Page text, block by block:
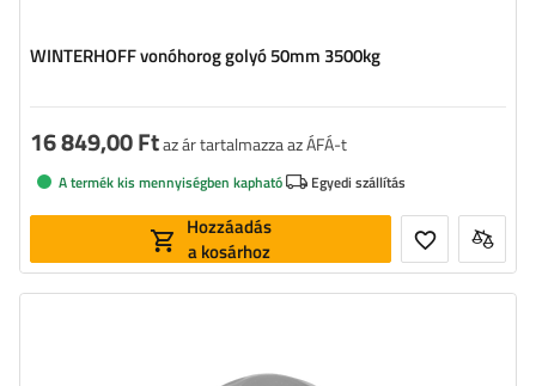
WINTERHOFF vonóhorog golyó 50mm 3500kg
16 849,00 Ftaz ár tartalmazza az ÁFÁ-t
A termék kis mennyiségben kapható Egyedi szállítás
Hozzáadás
a kosárhoz